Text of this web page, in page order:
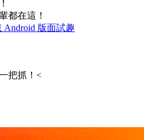
都在這！
把抓！<